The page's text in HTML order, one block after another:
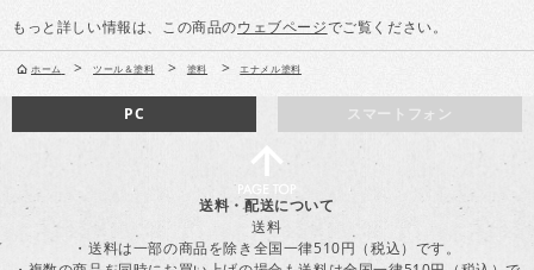
もっと詳しい情報は、この商品のウェブページでご覧ください。
ホーム > ツール＆塗料 > 塗料 > エナメル塗料
スマートフォン
PC
送料・配送について
送料
・送料は一部の商品を除き全国一律510円（税込）です。